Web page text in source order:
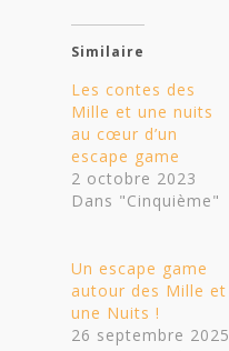
Similaire
Les contes des
Mille et une nuits
au cœur d’un
escape game
2 octobre 2023
Dans "Cinquième"
Un escape game
autour des Mille et
une Nuits !
26 septembre 2025